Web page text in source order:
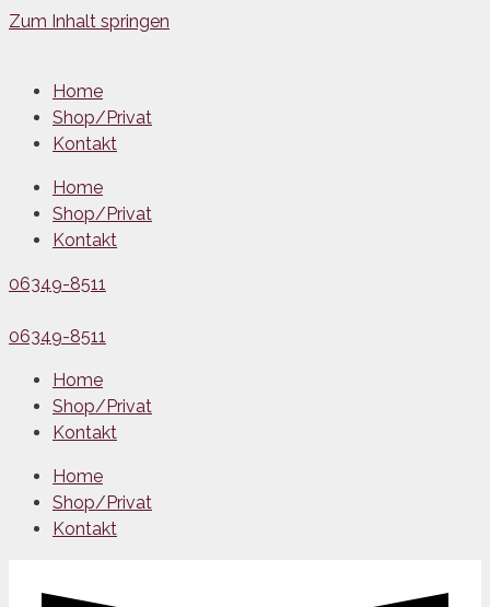
Zum Inhalt springen
Home
Shop/Privat
Kontakt
Home
Shop/Privat
Kontakt
06349-8511
06349-8511
Home
Shop/Privat
Kontakt
Home
Shop/Privat
Kontakt